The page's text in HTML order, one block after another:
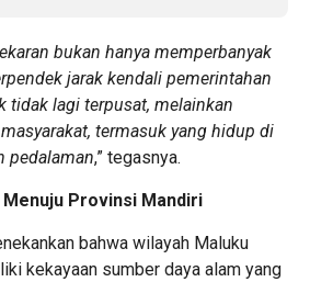
bukan hanya memperbanyak
jarak kendali pemerintahan
tidak lagi terpusat, melainkan
termasuk yang hidup di
pedalaman,” tegasnya.
Menuju Provinsi Mandiri
bahwa wilayah Maluku
kekayaan sumber daya alam yang